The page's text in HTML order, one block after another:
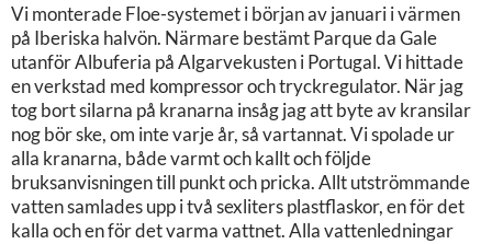
Vi monterade Floe-systemet i början av januari i värmen
på Iberiska halvön. Närmare bestämt Parque da Gale
utanför Albuferia på Algarvekusten i Portugal. Vi hittade
en verkstad med kompressor och tryckregulator. När jag
tog bort silarna på kranarna insåg jag att byte av kransilar
nog bör ske, om inte varje år, så vartannat. Vi spolade ur
alla kranarna, både varmt och kallt och följde
bruksanvisningen till punkt och pricka. Allt utströmmande
vatten samlades upp i två sexliters plastflaskor, en för det
kalla och en för det varma vattnet. Alla vattenledningar